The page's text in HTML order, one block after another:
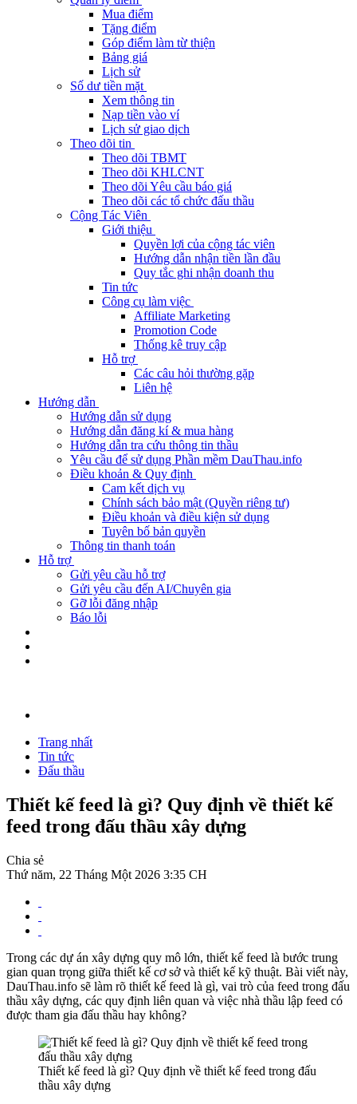
Mua điểm
Tặng điểm
Góp điểm làm từ thiện
Bảng giá
Lịch sử
Số dư tiền mặt
Xem thông tin
Nạp tiền vào ví
Lịch sử giao dịch
Theo dõi tin
Theo dõi TBMT
Theo dõi KHLCNT
Theo dõi Yêu cầu báo giá
Theo dõi các tổ chức đấu thầu
Cộng Tác Viên
Giới thiệu
Quyền lợi của cộng tác viên
Hướng dẫn nhận tiền lần đầu
Quy tắc ghi nhận doanh thu
Tin tức
Công cụ làm việc
Affiliate Marketing
Promotion Code
Thống kê truy cập
Hỗ trợ
Các câu hỏi thường gặp
Liên hệ
Hướng dẫn
Hướng dẫn sử dụng
Hướng dẫn đăng kí & mua hàng
Hướng dẫn tra cứu thông tin thầu
Yêu cầu để sử dụng Phần mềm DauThau.info
Điều khoản & Quy định
Cam kết dịch vụ
Chính sách bảo mật (Quyền riêng tư)
Điều khoản và điều kiện sử dụng
Tuyên bố bản quyền
Thông tin thanh toán
Hỗ trợ
Gửi yêu cầu hỗ trợ
Gửi yêu cầu đến AI/Chuyên gia
Gỡ lỗi đăng nhập
Báo lỗi
Trang nhất
Tin tức
Đấu thầu
Thiết kế feed là gì? Quy định về thiết kế
feed trong đấu thầu xây dựng
Chia sẻ
Thứ năm, 22 Tháng Một 2026 3:35 CH
Trong các dự án xây dựng quy mô lớn, thiết kế feed là bước trung
gian quan trọng giữa thiết kế cơ sở và thiết kế kỹ thuật. Bài viết này,
DauThau.info sẽ làm rõ thiết kế feed là gì, vai trò của feed trong đấu
thầu xây dựng, các quy định liên quan và việc nhà thầu lập feed có
được tham gia đấu thầu hay không?
Thiết kế feed là gì? Quy định về thiết kế feed trong đấu
thầu xây dựng